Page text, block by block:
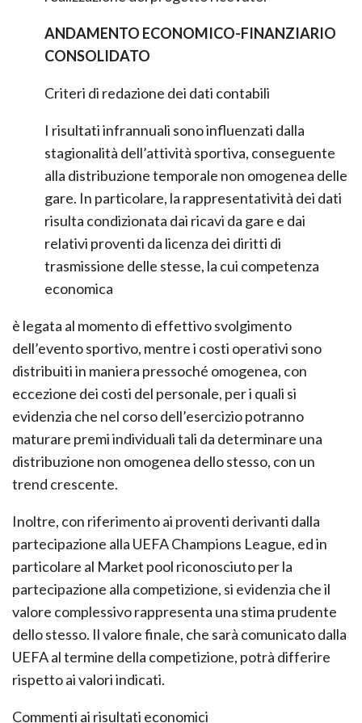
realizzazione del progetto ricevuto.
ANDAMENTO ECONOMICO-FINANZIARIO
I risultati infrannuali sono influenzati dalla
stagionalità dell’attività sportiva, conseguente
alla distribuzione temporale non omogenea delle
gare. In particolare, la rappresentatività dei dati
risulta condizionata dai ricavi da gare e dai
relativi proventi da licenza dei diritti di
trasmissione delle stesse, la cui competenza
è legata al momento di effettivo svolgimento
dell’evento sportivo, mentre i costi operativi sono
distribuiti in maniera pressoché omogenea, con
eccezione dei costi del personale, per i quali si
evidenzia che nel corso dell’esercizio potranno
maturare premi individuali tali da determinare una
distribuzione non omogenea dello stesso, con un
Inoltre, con riferimento ai proventi derivanti dalla
partecipazione alla UEFA Champions League, ed in
particolare al Market pool riconosciuto per la
partecipazione alla competizione, si evidenzia che il
valore complessivo rappresenta una stima prudente
dello stesso. Il valore finale, che sarà comunicato dalla
UEFA al termine della competizione, potrà differire
rispetto ai valori indicati.